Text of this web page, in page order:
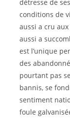
détresse de
conditions de
aussi a cru
aussi a
est l’unique
des
pourtant pas
bannis, se
sentiment
foule